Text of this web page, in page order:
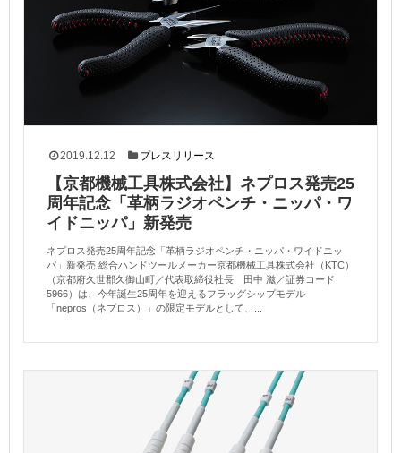
2019.12.12 プレスリリース
【京都機械工具株式会社】ネプロス発売25
周年記念「革柄ラジオペンチ・ニッパ・ワ
イドニッパ」新発売
ネプロス発売25周年記念「革柄ラジオペンチ・ニッパ・ワイドニッ
パ」新発売 総合ハンドツールメーカー京都機械工具株式会社（KTC）
（京都府久世郡久御山町／代表取締役社長 田中 滋／証券コード
5966）は、今年誕生25周年を迎えるフラッグシップモデル
「nepros（ネプロス）」の限定モデルとして、...